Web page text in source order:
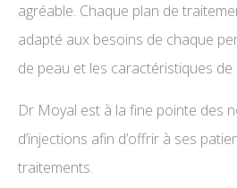
agréable. Chaque plan de
adapté aux besoins de chaque
de peau et les caractéristiques de
Dr Moyal est à la fine pointe des
d’injections afin d’offrir à ses
traitements.